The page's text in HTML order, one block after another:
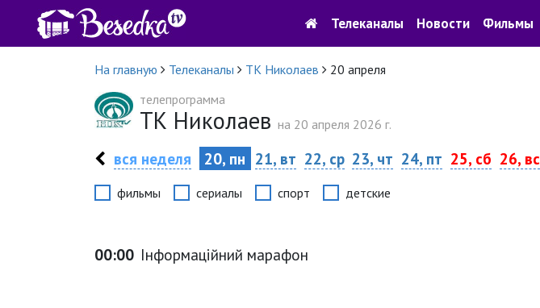
Телеканалы Новости Фильмы
На главную Телеканалы ТК Николаев
20 апреля
телепрограмма
ТК Николаев на 20 апреля 2026 г.
вся неделя 20, пн 21, вт 22, ср 23, чт 24, пт 25, сб 26, вс
фильмы сериалы спорт детские
00:00 Інформаційний марафон